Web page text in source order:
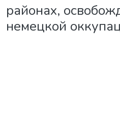
районах,
немецкой